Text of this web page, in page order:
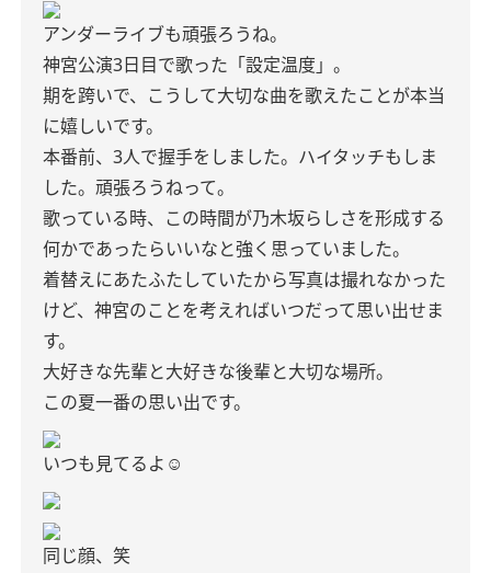
アンダーライブも頑張ろうね。
神宮公演3日目で歌った「設定温度」。
期を跨いで、こうして大切な曲を歌えたことが本当
に嬉しいです。
本番前、3人で握手をしました。ハイタッチもしま
した。頑張ろうねって。
歌っている時、この時間が乃木坂らしさを形成する
何かであったらいいなと強く思っていました。
着替えにあたふたしていたから写真は撮れなかった
けど、神宮のことを考えればいつだって思い出せま
す。
大好きな先輩と大好きな後輩と大切な場所。
この夏一番の思い出です。
いつも見てるよ☺︎
同じ顔、笑